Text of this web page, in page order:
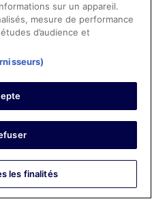
et service, infrastructures
de la chambre
mais l'ambiance
literie. Les commerces
3min en voiture (dommage
(c'est vraiment bien).
sur un appareil.
mesure de performance
d’audience et
les finalités